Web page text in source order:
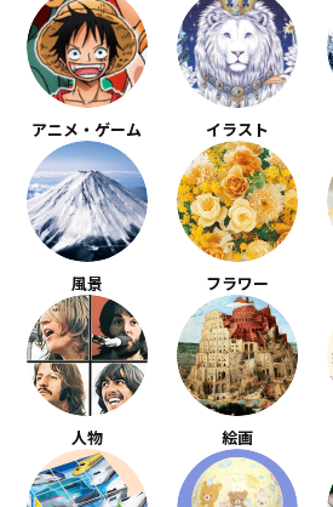
アニメ・ゲーム イラスト
風景 フラワー
人物 絵画